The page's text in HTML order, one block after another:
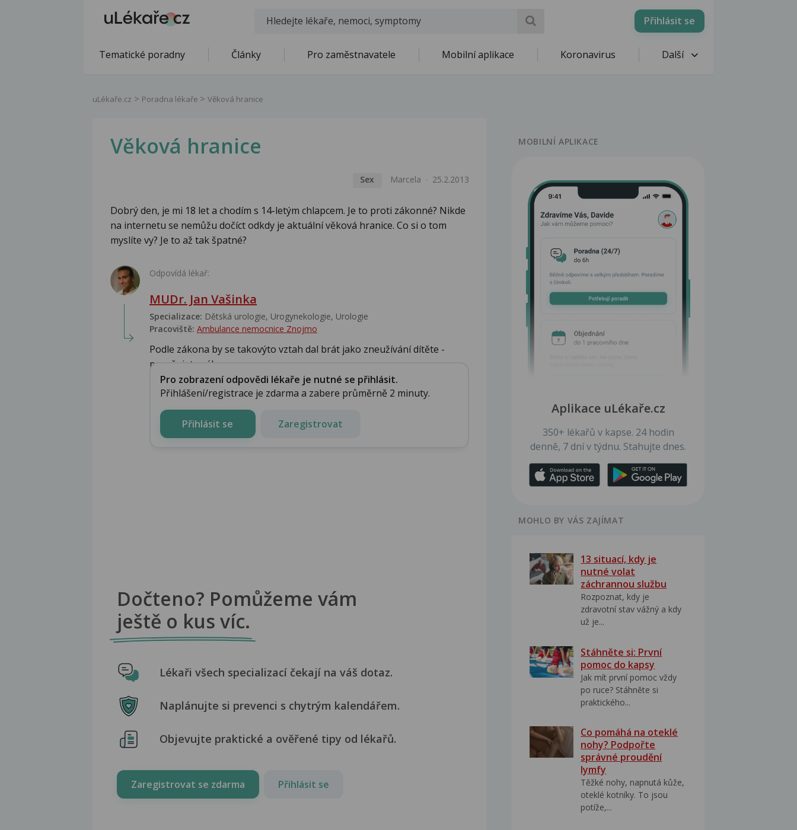
Přihlásit se
Tematické poradny Články Pro zaměstnavatele Mobilní aplikace Koronavirus Další
uLékaře.cz Poradna lékaře Věková hranice
Věková hranice
Sex Marcela 25.2.2013
Dobrý den, je mi 18 let a chodím s 14-letým chlapcem. Je to proti zákonné? Nikde
na internetu se nemůžu dočíct odkdy je aktuální věková hranice. Co si o tom
myslíte vy? Je to až tak špatné?
Odpovídá lékař:
MUDr. Jan Vašinka
Specializace: Dětská urologie, Urogynekologie, Urologie‎
Pracoviště: Ambulance nemocnice Znojmo
Podle zákona by se takovýto vztah dal brát jako zneužívání dítěte -
porušujete zákon....
Pro zobrazení odpovědi lékaře je nutné se přihlásit.
Přihlášení/registrace je zdarma a zabere průměrně 2 minuty.
Přihlásit se Zaregistrovat
Dočteno? Pomůžeme vám
ještě o kus víc.
Lékaři všech specializací čekají na váš dotaz.
Naplánujte si prevenci s chytrým kalendářem.
Objevujte praktické a ověřené tipy od lékařů.
Zaregistrovat se zdarma Přihlásit se
MOBILNÍ APLIKACE
Aplikace uLékaře.cz
350+ lékařů v kapse. 24 hodin
denně, 7 dní v týdnu. Stahujte dnes.
MOHLO BY VÁS ZAJÍMAT
13 situací, kdy je
nutné volat
záchrannou službu
Rozpoznat, kdy je
zdravotní stav vážný a kdy
už je...
Stáhněte si: První
pomoc do kapsy
Jak mít první pomoc vždy
po ruce? Stáhněte si
praktického...
Co pomáhá na oteklé
nohy? Podpořte
správné proudění
lymfy
Těžké nohy, napnutá kůže,
oteklé kotníky. To jsou
potíže,...